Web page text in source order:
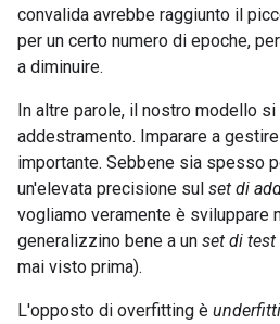
convalida avrebbe raggiunto il
per un certo numero di epoche,
a diminuire.
In altre parole, il nostro modello si
addestramento. Imparare a
importante. Sebbene sia spesso
un'elevata precisione sul set di
vogliamo veramente è sviluppare
generalizzino bene a un set di test
mai visto prima).
L'opposto di overfitting è